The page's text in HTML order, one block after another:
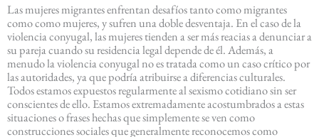
Las mujeres migrantes enfrentan desafíos tanto como migrantes
como como mujeres, y sufren una doble desventaja. En el caso de la
violencia conyugal, las mujeres tienden a ser más reacias a denunciar a
su pareja cuando su residencia legal depende de él. Además, a
menudo la violencia conyugal no es tratada como un caso crítico por
las autoridades, ya que podría atribuirse a diferencias culturales.
Todos estamos expuestos regularmente al sexismo cotidiano sin ser
conscientes de ello. Estamos extremadamente acostumbrados a estas
situaciones o frases hechas que simplemente se ven como
construcciones sociales que generalmente reconocemos como